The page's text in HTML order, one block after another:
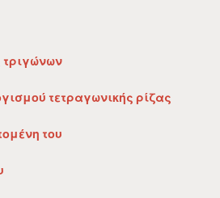
τριγώνων
τετραγωνικής ρίζας
του